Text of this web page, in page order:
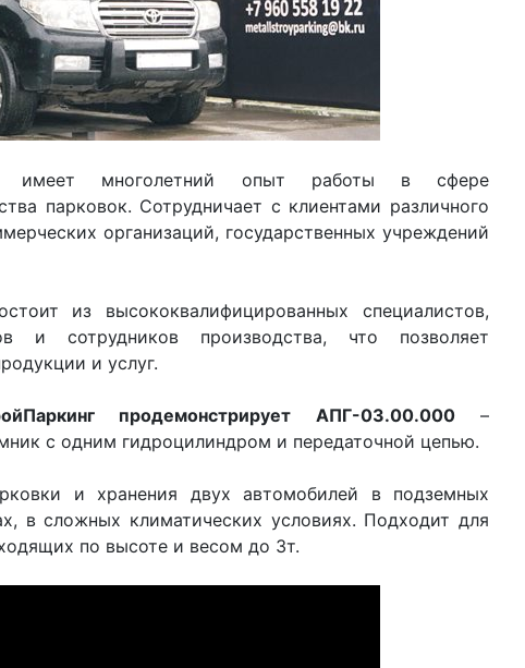
имеет многолетний опыт работы в сфере
парковок. Сотрудничает с клиентами различного
организаций, государственных учреждений
из высококвалифицированных специалистов,
и сотрудников производства, что позволяет
и услуг.
продемонстрирует АПГ-03.00.000 –
с одним гидроцилиндром и передаточной цепью.
и хранения двух автомобилей в подземных
в сложных климатических условиях. Подходит для
по высоте и весом до 3т.